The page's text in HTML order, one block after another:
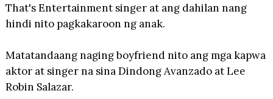
That's Entertainment singer at ang dahilan nang
hindi nito pagkakaroon ng anak.
Matatandaang naging boyfriend nito ang mga kapwa
aktor at singer na sina Dindong Avanzado at Lee
Robin Salazar.